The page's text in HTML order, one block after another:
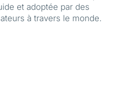
et adoptée par des
à travers le monde.